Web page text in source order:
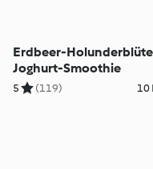
Erdbeer-
Joghurt-Smoothie
5 (119) 10